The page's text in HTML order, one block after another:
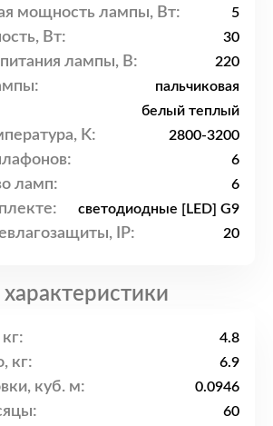
мощность лампы, Вт: 5
Вт: 30
лампы, В: 220
пальчиковая
белый теплый
K: 2800-3200
6
ламп: 6
светодиодные [LED] G9
IP: 20
4.8
кг: 6.9
куб. м: 0.0946
60